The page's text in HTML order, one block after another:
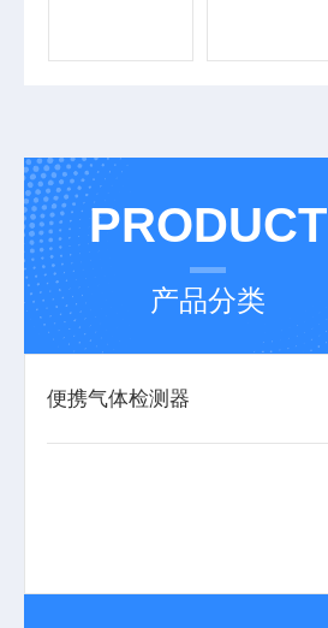
PRODUCT
产品分类
便携气体检测器